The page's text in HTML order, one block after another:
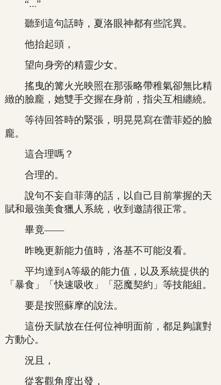
“...”
聽到這句話時，夏洛眼神都有些詫異。
他抬起頭，
望向身旁的精靈少女。
搖曳的篝火光映照在那張略帶稚氣卻無比精
緻的臉龐，她雙手交握在身前，指尖互相纏繞。
等待回答時的緊張，明晃晃寫在蕾菲婭的臉
龐。
這合理嗎？
合理的。
說句不妄自菲薄的話，以自己目前掌握的天
賦和最強美食獵人系統，收到邀請很正常。
畢竟——
昨晚更新能力值時，洛基不可能沒看。
平均達到A等級的能力值，以及系統提供的
「暴食」「快速吸收」「惡魔契約」等技能組。
要是按照蘇摩的說法。
這份天賦放在任何位神明面前，都足夠讓對
方動心。
況且，
從客觀角度出發，